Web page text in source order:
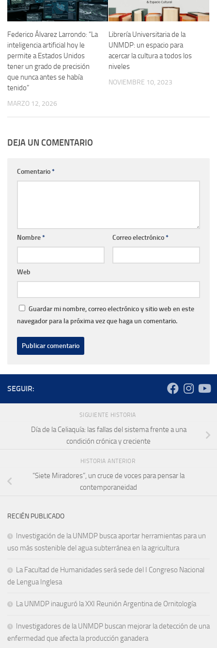
Federico Álvarez Larrondo: “La
inteligencia artificial hoy le
permite a Estados Unidos
tener un grado de precisión
que nunca antes se había
tenido”
MARZO 12, 2026
Librería Universitaria de la
UNMDP: un espacio para
acercar la cultura a todos los
niveles
NOVIEMBRE 10, 2023
DEJA UN COMENTARIO
Comentario*
Nombre* Correo electrónico*
Web
Guardar mi nombre, correo electrónico y sitio web en este
navegador para la próxima vez que haga un comentario.
SEGUIR:
SIGUIENTE HISTORIA
Día de la Celiaquía: las fallas del sistema frente a una
condición crónica y creciente
HISTORIA ANTERIOR
“Siete Miradores”, un cruce de voces para pensar la
contemporaneidad
RECIÉN PUBLICADO
Investigación de la UNMDP busca aportar herramientas para un
uso más sostenible del agua subterránea en la agricultura
La Facultad de Humanidades será sede del I Congreso Nacional
de Lengua Inglesa
La UNMDP inauguró la XXI Reunión Argentina de Ornitología
Investigadores de la UNMDP buscan mejorar la detección de una
enfermedad que afecta la producción ganadera